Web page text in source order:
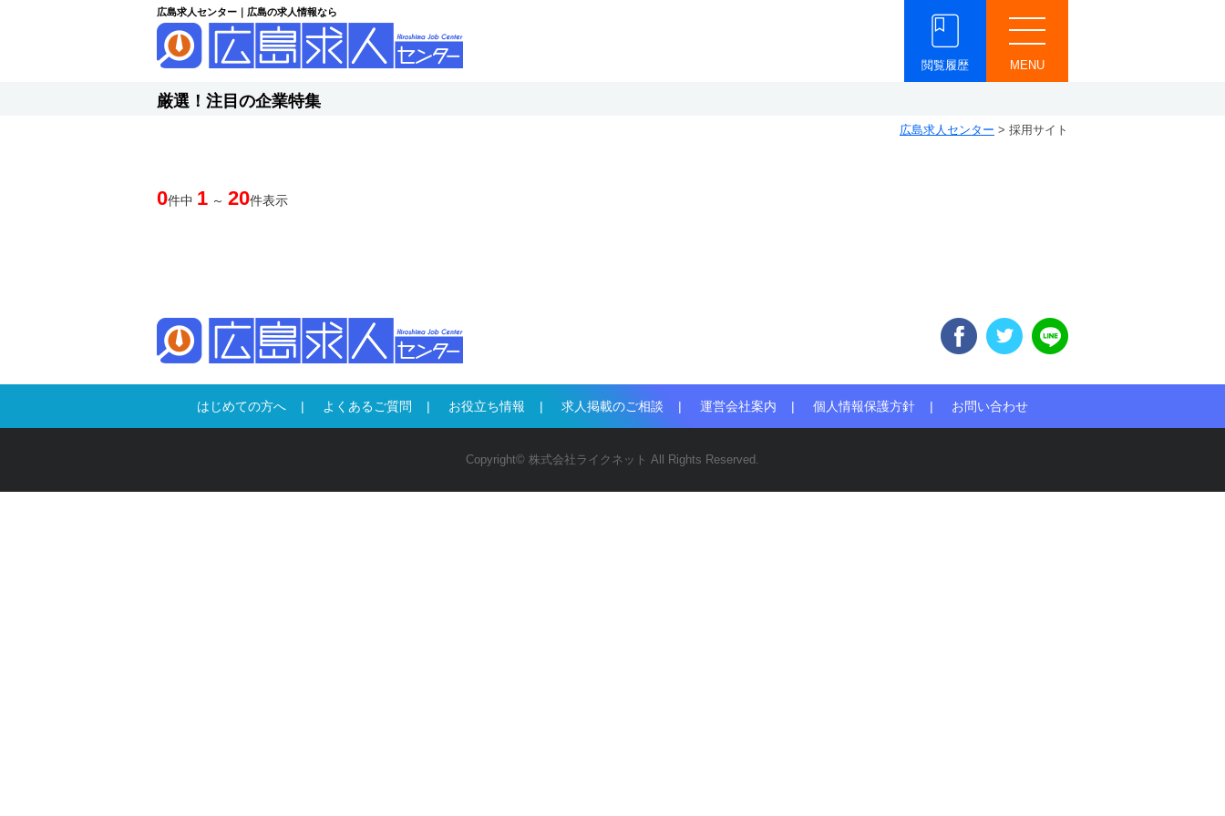
広島求人センター｜広島の求人情報なら
MENU
閲覧履歴
厳選！注目の企業特集
広島求人センター > 採用サイト
0件中 1 ～ 20件表示
はじめての方へ よくあるご質問 お役立ち情報 求人掲載のご相談 運営会社案内 個人情報保護方針 お問い合わせ
Copyright© 株式会社ライクネット All Rights Reserved.